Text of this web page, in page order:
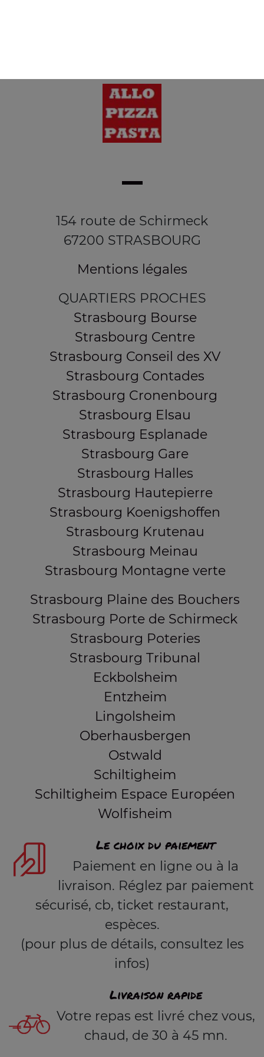
154 route de Schirmeck
67200 STRASBOURG
Mentions légales
QUARTIERS PROCHES
Strasbourg Bourse
Strasbourg Centre
Strasbourg Conseil des XV
Strasbourg Contades
Strasbourg Cronenbourg
Strasbourg Elsau
Strasbourg Esplanade
Strasbourg Gare
Strasbourg Halles
Strasbourg Hautepierre
Strasbourg Koenigshoffen
Strasbourg Krutenau
Strasbourg Meinau
Strasbourg Montagne verte
Strasbourg Plaine des Bouchers
Strasbourg Porte de Schirmeck
Strasbourg Poteries
Strasbourg Tribunal
Eckbolsheim
Entzheim
Lingolsheim
Oberhausbergen
Ostwald
Schiltigheim
Schiltigheim Espace Européen
Wolfisheim
Le choix du paiement
Paiement en ligne ou à la
livraison. Réglez par paiement
sécurisé, cb, ticket restaurant,
espèces.
(pour plus de détails, consultez les
infos)
Livraison rapide
Votre repas est livré chez vous,
chaud, de 30 à 45 mn.